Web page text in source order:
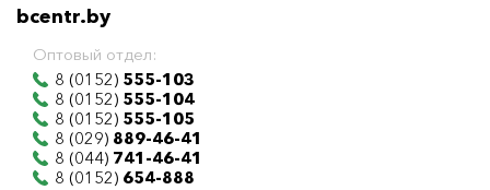
bcentr.by
Оптовый отдел:
8 (0152) 555-103
8 (0152) 555-104
8 (0152) 555-105
8 (029) 889-46-41
8 (044) 741-46-41
8 (0152) 654-888